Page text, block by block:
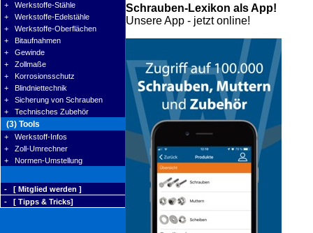
+ Werkstoffe-Stähle
+ Werkstoffe-Edelstähle
+ Werkstoffe-Oberflächen
+ Bitaufnahmen
+ Gewinde
+ Zollmaße
+ Korrosionsschutz
+ Blindniettechnik
+ Sicherung von Schrauben
+ Technisches Zubehör
(3) Tools
+ Werkstoff-Infos
+ Zoll-Umrechner
+ Normen-Umstellung
- [ Mitglied werden ]
- [ Tipps & Tricks]
Schrauben-Lexikon als App!
Unsere App - jetzt online!